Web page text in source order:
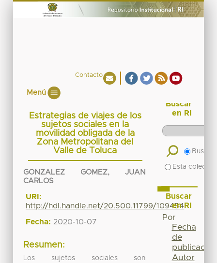
Contacto
Menú
Estrategias de viajes de los
sujetos sociales en la
movilidad obligada de la
Zona Metropolitana del
Valle de Toluca
GONZALEZ GOMEZ, JUAN
CARLOS
URI:
http://hdl.handle.net/20.500.11799/109454
Fecha: 2020-10-07
Resumen:
Los sujetos sociales son
Buscar
en RI
Buscar
Esta
Buscar
en RI
Por
Fecha
de
publicación
Autor